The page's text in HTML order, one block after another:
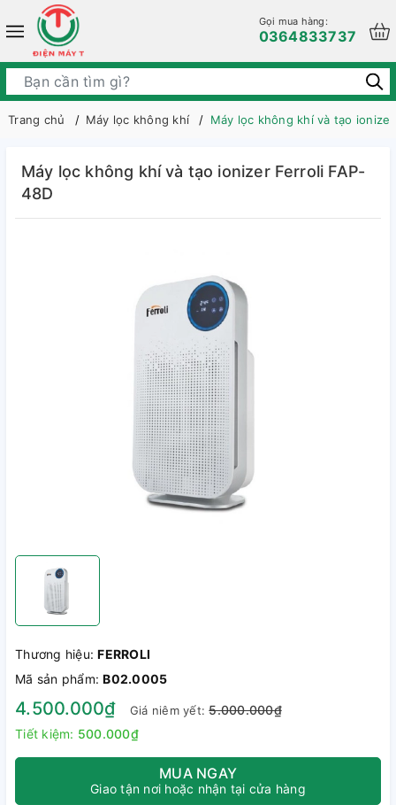
Gọi mua hàng:
0364833737
Trang chủ Máy lọc không khí Máy lọc không khí và tạo
Máy lọc không khí và tạo ionizer Ferroli FAP-
48D
Thương hiệu:FERROLI
Mã sản phẩm:B02.0005
4.500.000₫ Giá niêm yết:5.000.000₫
Tiết kiệm: 500.000₫
MUA NGAY
Giao tận nơi hoặc nhận tại cửa hàng